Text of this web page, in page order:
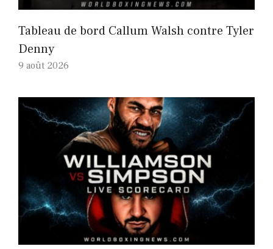
Tableau de bord Callum Walsh contre Tyler
Denny
9 août 2026